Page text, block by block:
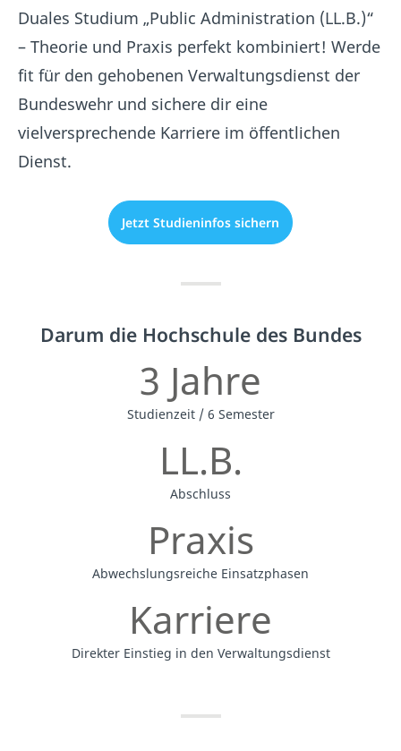
Duales Studium „Public Administration (LL.B.)“
– Theorie und Praxis perfekt kombiniert! Werde
fit für den gehobenen Verwaltungsdienst der
Bundeswehr und sichere dir eine
vielversprechende Karriere im öffentlichen
Dienst.
Jetzt Studieninfos sichern
Darum die Hochschule des Bundes
3 Jahre
Studienzeit / 6 Semester
LL.B.
Abschluss
Praxis
Abwechslungsreiche Einsatzphasen
Karriere
Direkter Einstieg in den Verwaltungsdienst